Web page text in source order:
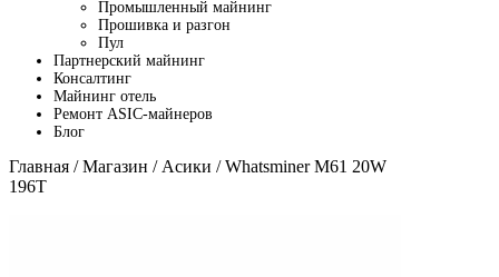
Промышленный майнинг
Прошивка и разгон
Пул
Партнерский майнинг
Консалтинг
Майнинг отель
Ремонт ASIC-майнеров
Блог
Главная /Магазин / Асики / Whatsminer M61 20W
196T